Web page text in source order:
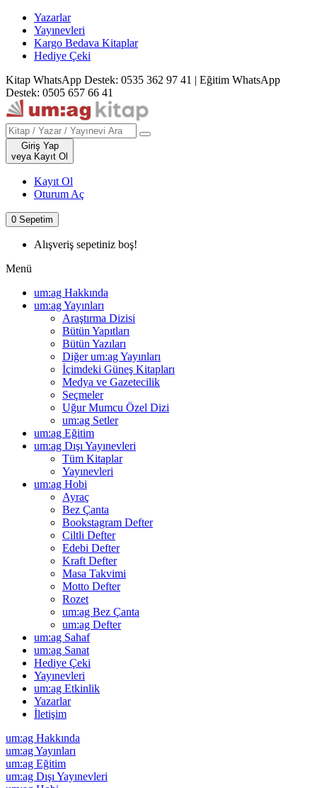
Yazarlar
Yayınevleri
Kargo Bedava Kitaplar
Hediye Çeki
Kitap WhatsApp Destek: 0535 362 97 41 | Eğitim WhatsApp
Destek: 0505 657 66 41
Giriş Yap
veya Kayıt Ol
Kayıt Ol
Oturum Aç
0 Sepetim
Alışveriş sepetiniz boş!
Menü
um:ag Hakkında
um:ag Yayınları
Araştırma Dizisi
Bütün Yapıtları
Bütün Yazıları
Diğer um:ag Yayınları
İçimdeki Güneş Kitapları
Medya ve Gazetecilik
Seçmeler
Uğur Mumcu Özel Dizi
um:ag Setler
um:ag Eğitim
um:ag Dışı Yayınevleri
Tüm Kitaplar
Yayınevleri
um:ag Hobi
Ayraç
Bez Çanta
Bookstagram Defter
Ciltli Defter
Edebi Defter
Kraft Defter
Masa Takvimi
Motto Defter
Rozet
um:ag Bez Çanta
um:ag Defter
um:ag Sahaf
um:ag Sanat
Hediye Çeki
Yayınevleri
um:ag Etkinlik
Yazarlar
İletişim
um:ag Hakkında
um:ag Yayınları
um:ag Eğitim
um:ag Dışı Yayınevleri